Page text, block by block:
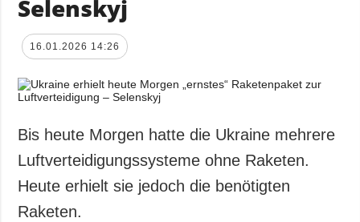
Selenskyj
16.01.2026 14:26
Bis heute Morgen hatte die Ukraine mehrere
Luftverteidigungssysteme ohne Raketen.
Heute erhielt sie jedoch die benötigten
Raketen.